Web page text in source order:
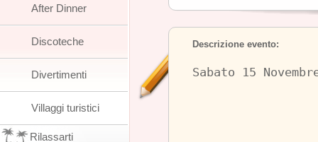
Descrizione evento:
Sabato 15
After Dinner
Discoteche
Divertimenti
Villaggi turistici
Rilassarti